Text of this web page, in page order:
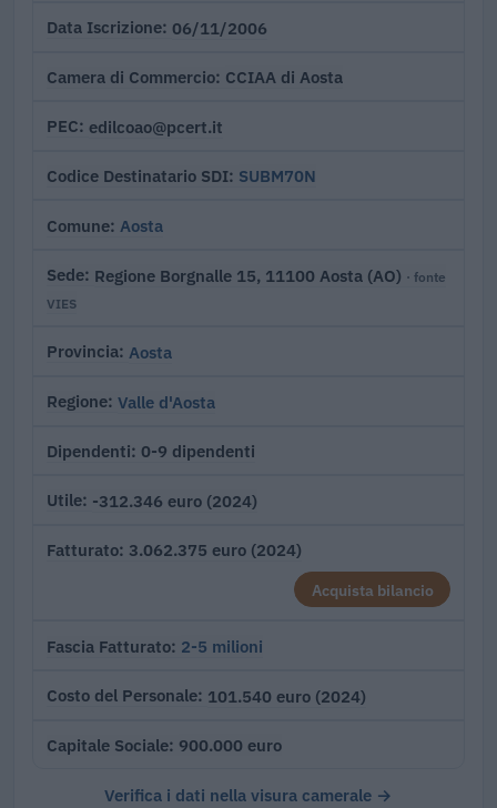
Data Iscrizione 06/11/2006
Camera di Commercio CCIAA di Aosta
PEC edilcoao@pcert.it
Codice Destinatario SDI SUBM70N
Comune Aosta
Sede Regione Borgnalle 15, 11100 Aosta (AO) · fonte
VIES
Provincia Aosta
Regione Valle d'Aosta
Dipendenti 0-9 dipendenti
Utile -312.346 euro (2024)
Fatturato 3.062.375 euro (2024)
Acquista bilancio
Fascia Fatturato 2-5 milioni
Costo del Personale 101.540 euro (2024)
Capitale Sociale 900.000 euro
Verifica i dati nella visura camerale →